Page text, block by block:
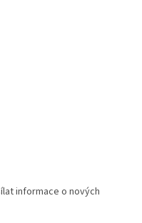
informace o nových